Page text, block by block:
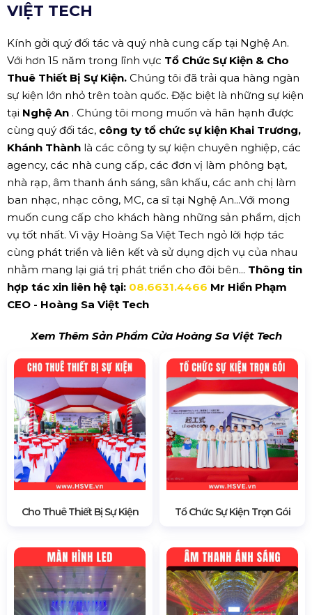
VIỆT TECH
Kính gởi quý đối tác và quý nhà cung cấp tại Nghệ An.
Với hơn 15 năm trong lĩnh vực Tổ Chức Sự Kiện & Cho
Thuê Thiết Bị Sự Kiện. Chúng tôi đã trải qua hàng ngàn
sự kiện lớn nhỏ trên toàn quốc. Đặc biệt là những sự kiện
tại Nghệ An . Chúng tôi mong muốn và hân hạnh được
cùng quý đối tác, công ty tổ chức sự kiện Khai Trương,
Khánh Thành là các công ty sự kiện chuyên nghiệp, các
agency, các nhà cung cấp, các đơn vị làm phông bạt,
nhà rạp, âm thanh ánh sáng, sân khấu, các anh chị làm
ban nhạc, nhạc công, MC, ca sĩ tại Nghệ An...Với mong
muốn cung cấp cho khách hàng những sản phẩm, dịch
vụ tốt nhất. Vì vậy Hoàng Sa Việt Tech ngỏ lời hợp tác
cùng phát triển và liên kết và sử dụng dịch vụ của nhau
nhằm mang lại giá trị phát triển cho đôi bên... Thông tin
hợp tác xin liên hệ tại: 08.6631.4466 Mr Hiền Phạm
CEO - Hoàng Sa Việt Tech
Xem Thêm Sản Phẩm Cửa Hoàng Sa Việt Tech
Cho Thuê Thiết Bị Sự Kiện Tổ Chức Sự Kiện Trọn Gói